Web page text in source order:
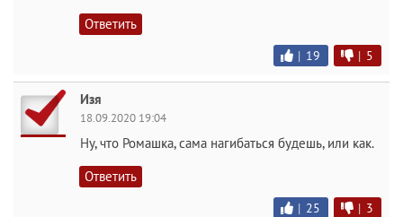
Ответить
| 19 | 5
Изя
18.09.2020 19:04
Ну, что Ромашка, сама нагибаться будешь, или как.
Ответить
| 25 | 3